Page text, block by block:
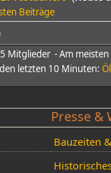
Beiträge
Mitglieder - Am
letzten 10 Minuten:
Presse &
Bauzeiten